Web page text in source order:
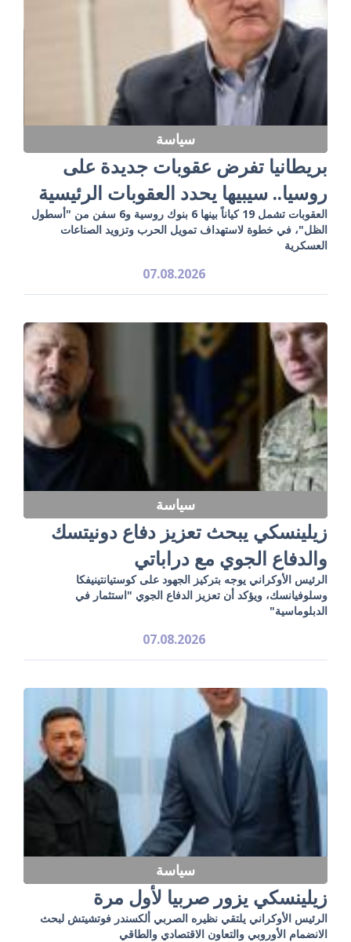
سياسة
بريطانيا تفرض عقوبات جديدة على
روسيا.. سيبيها يحدد العقوبات الرئيسية
العقوبات تشمل 19 كياناً بينها 6 بنوك روسية و6 سفن من "أسطول
الظل"، في خطوة لاستهداف تمويل الحرب وتزويد الصناعات
العسكرية
07.08.2026
سياسة
زيلينسكي يبحث تعزيز دفاع دونيتسك
والدفاع الجوي مع دراباتي
الرئيس الأوكراني يوجه بتركيز الجهود على كوستيانتينيفكا
وسلوفيانسك، ويؤكد أن تعزيز الدفاع الجوي "استثمار في
الدبلوماسية"
07.08.2026
سياسة
زيلينسكي يزور صربيا لأول مرة
الرئيس الأوكراني يلتقي نظيره الصربي ألكسندر فوتشيتش لبحث
الانضمام الأوروبي والتعاون الاقتصادي والطاقي